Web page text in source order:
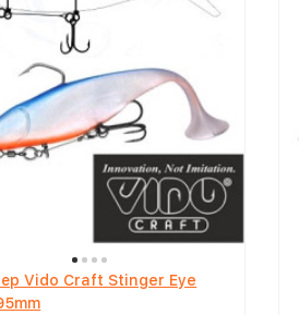
Vido Craft Stinger Eye